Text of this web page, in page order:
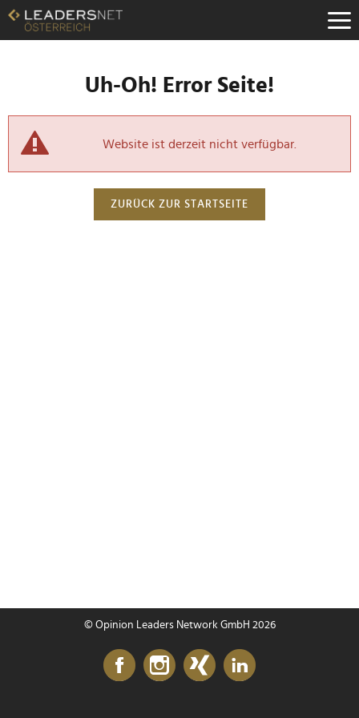
Uh-Oh! Error Seite!
Website ist derzeit nicht verfügbar.
ZURÜCK ZUR STARTSEITE
© Opinion Leaders Network GmbH 2026